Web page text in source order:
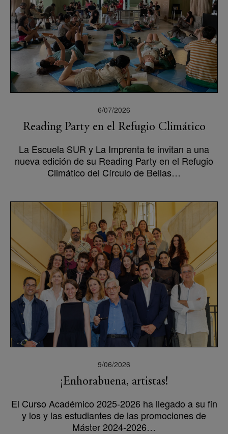
6/07/2026
Reading Party en el Refugio Climático
La Escuela SUR y La Imprenta te invitan a una
nueva edición de su Reading Party en el Refugio
Climático del Círculo de Bellas…
9/06/2026
¡Enhorabuena, artistas!
El Curso Académico 2025-2026 ha llegado a su fin
y los y las estudiantes de las promociones de
Máster 2024-2026…